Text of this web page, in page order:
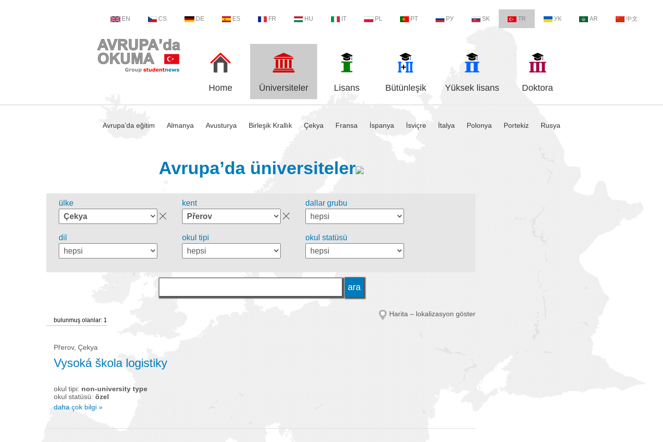
EN CS DE ES FR HU IT PL PT РУ SK TR УК AR 中文
Home Üniversiteler Lisans Bütünleşik Yüksek lisans Doktora
Avrupa’da eğitim Almanya Avusturya Birleşik Krallık Çekya Fransa İspanya İsviçre İtalya Polonya Portekiz Rusya
Avrupa’da üniversiteler
ülke kent dallar grubu
dil okul tipi okul statüsü
bulunmuş olanlar: 1
Harita – lokalizasyon göster
Přerov, Çekya
Vysoká škola logistiky
okul tipi: non-university type
okul statüsü: özel
daha çok bilgi »